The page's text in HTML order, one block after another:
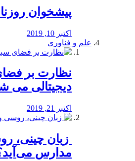
پیشخوان
اکتبر 10, 2019
علم و فناوری
نظارت بر
دیجیتالی می
اکتبر 21, 2019
زبان چینی،
مدارس